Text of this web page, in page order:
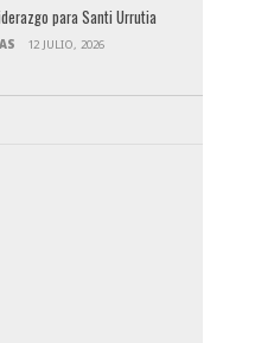
para Santi Urrutia
12 JULIO, 2026